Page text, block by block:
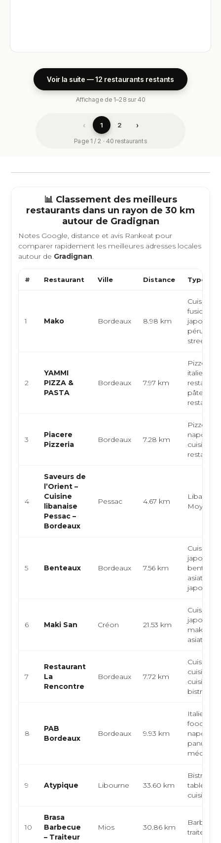
Voir la suite — 12 restaurants restants
Affichage de 1–28 sur 40
‹ 1 2 ›
Page 1 / 2 · 40 restaurants
📊 Classement des meilleurs
restaurants dans un rayon de 30 km
autour de Gradignan
Notes Google, distance et avis Rankeat pour
comparer rapidement les meilleures adresses locales
autour de Gradignan.
# Restaurant Ville Distance Type de
1 Mako Bordeaux 8.98 km
Cuisine
fusion
2
YAMMI
PIZZA &
PASTA
Bordeaux 7.97 km
Pizzeria
italienne,
pâtes,
3
Piacere
Pizzeria
Bordeaux 7.28 km
Pizzeria
cuisine
4
Saveurs de
l’Orient –
Cuisine
libanaise
Pessac –
Bordeaux
Pessac 4.67 km
Moyen-
5 Benteaux Bordeaux 7.56 km
Cuisine
bento,
asiatique,
japonais
6 Maki San Créon 21.53 km
Cuisine
maki,
asiatique,
7
Restaurant
La
Rencontre
Bordeaux 7.72 km
Cuisine
cuisine
cuisine
8
PAB
Bordeaux
Bordeaux 9.93 km
food,
9 Atypique Libourne 33.60 km
table
cuisine
10
Brasa
Barbecue
– Traiteur
Mios 30.86 km
traiteur